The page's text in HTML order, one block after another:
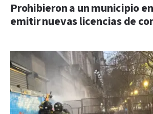
Prohibieron a un municipio
emitir nuevas licencias de